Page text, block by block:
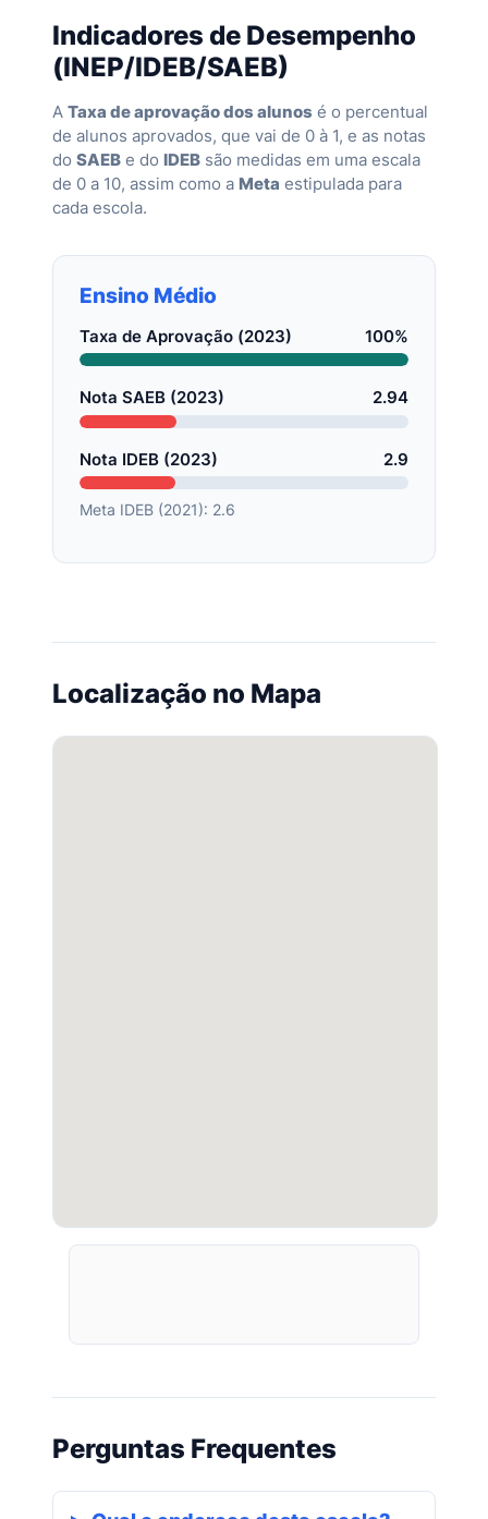
Indicadores de Desempenho
(INEP/IDEB/SAEB)
A Taxa de aprovação dos alunos é o percentual
de alunos aprovados, que vai de 0 à 1, e as notas
do SAEB e do IDEB são medidas em uma escala
de 0 a 10, assim como a Meta estipulada para
cada escola.
Ensino Médio
Taxa de Aprovação (2023) 100%
Nota SAEB (2023) 2.94
Nota IDEB (2023) 2.9
Meta IDEB (2021): 2.6
Localização no Mapa
Perguntas Frequentes